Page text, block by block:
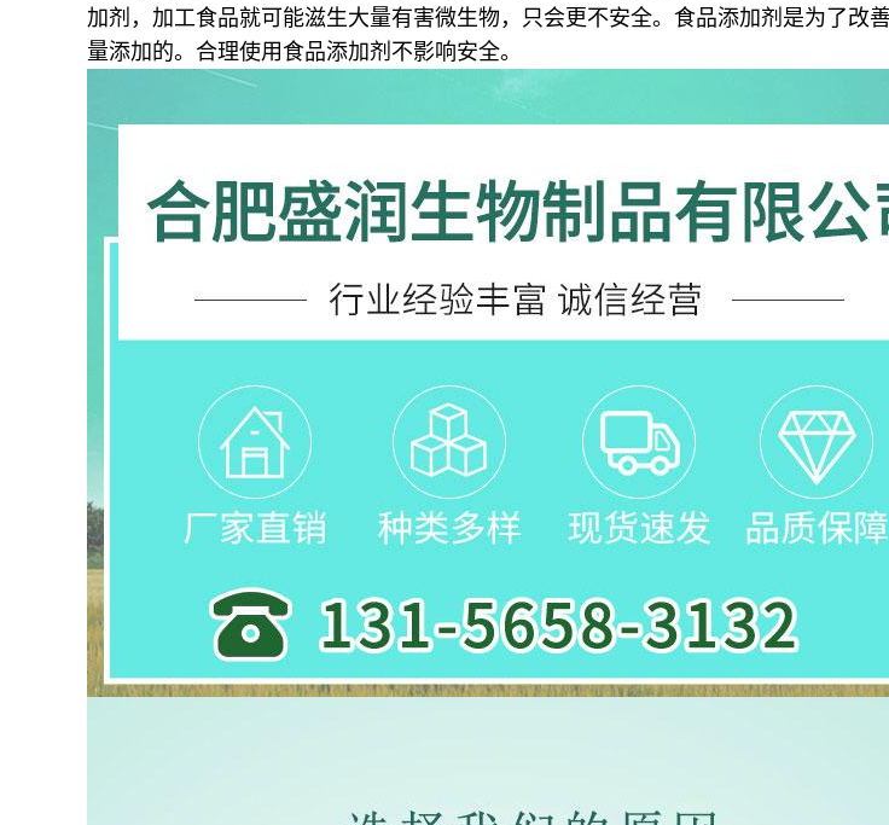
加剂，加工食品就可能滋生大量有害微生物，只会更不安全。食品添加剂是为了改
量添加的。合理使用食品添加剂不影响安全。